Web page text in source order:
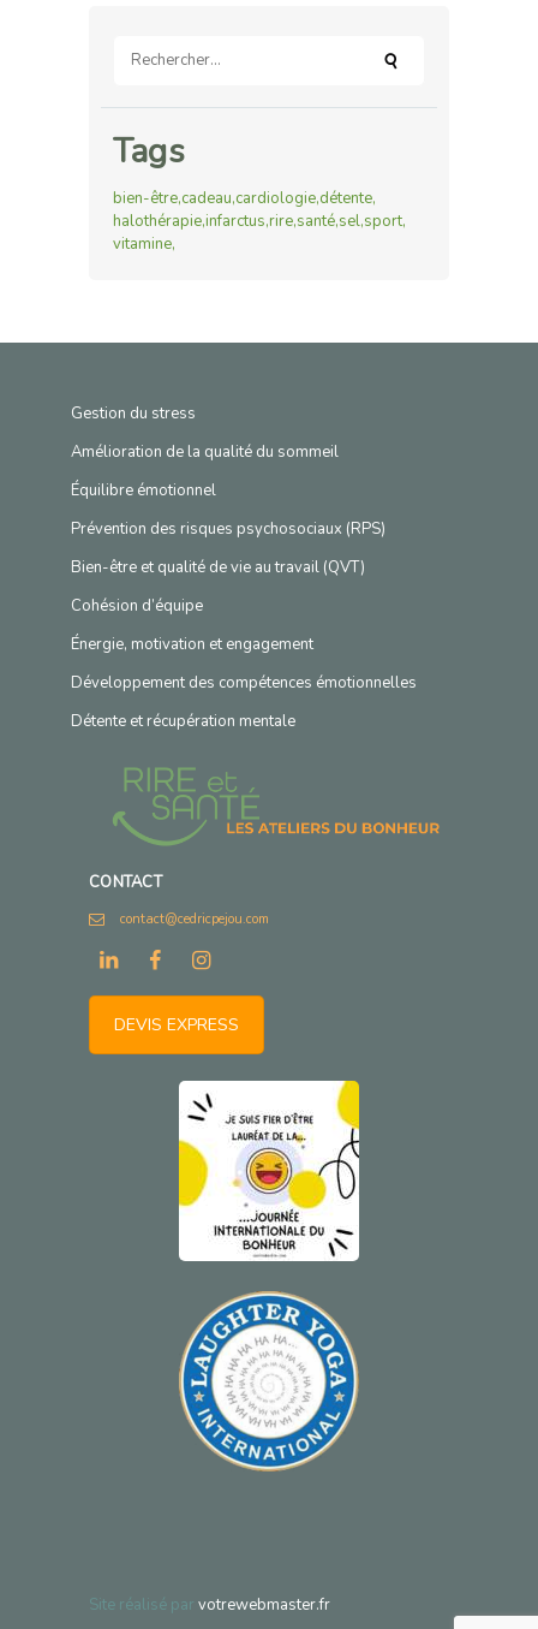
Tags
bien-être cadeau cardiologie détente
halothérapieinfarctus rire santé sel sport
vitamine
Gestion du stress
Amélioration de la qualité du sommeil
Équilibre émotionnel
Prévention des risques psychosociaux (RPS)
Bien-être et qualité de vie au travail (QVT)
Cohésion d’équipe
Énergie, motivation et engagement
Développement des compétences émotionnelles
Détente et récupération mentale
CONTACT
contact@cedricpejou.com
DEVIS EXPRESS
Site réalisé par votrewebmaster.fr